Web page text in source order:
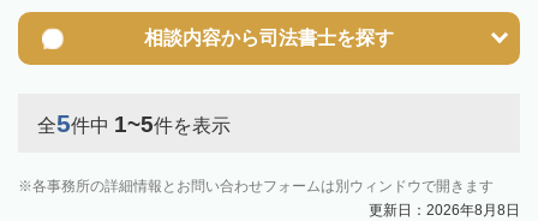
相談内容から司法書士を探す
全5件中 1~5件を表示
各事務所の詳細情報とお問い合わせフォームは別ウィンドウで開きます
更新日：2026年8月8日